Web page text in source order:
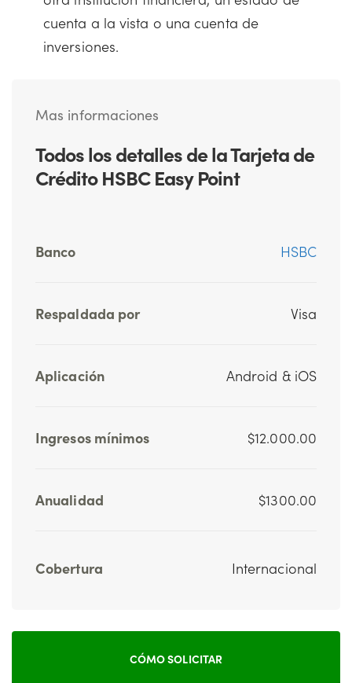
cuenta a la vista o una cuenta de
inversiones.
Mas informaciones
Todos los detalles de la Tarjeta de
Crédito HSBC Easy Point
Banco HSBC
Respaldada por Visa
Aplicación Android & iOS
Ingresos mínimos $12.000.00
Anualidad $1300.00
Cobertura Internacional
CÓMO SOLICITAR